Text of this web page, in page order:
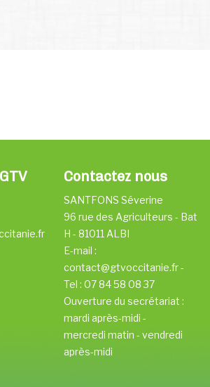
Contactez nous
SANTFONS Séverine
96 rue des Agriculteurs - Bat
H - 81011 ALBI
E-mail :
contact@gtvoccitanie.fr -
Tel : 07 84 58 08 37
Ouverture du secrétariat :
mardi après-midi -
mercredi matin - vendredi
après-midi